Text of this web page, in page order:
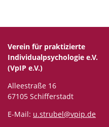
Verein für praktizierte
Individualpsychologie e.V.
(VpIP e.V.)
Alleestraße 16
67105 Schifferstadt
E-Mail: u.strubel@vpip.de